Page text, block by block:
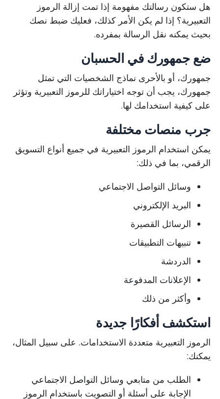
هل ستكون رسالتك مفهومة إذا تمت إزالة الرموز
التعبيرية؟ إذا لم يكن الأمر كذلك، فعليك ضبط نصك
بحيث يمكنه نقل الرسالة بمفرده.
ضع جمهورك في الحسبان
جمهورك، أو بالأحرى نماذج الشخصيات التي تمثل
جمهورك، يجب أن توجه اختياراتك للرموز التعبيرية وتؤثر
على كيفية استخدامك لها.
جرب منصات مختلفة
يمكن استخدام الرموز التعبيرية في جميع أنواع التسويق
الرقمي، بما في ذلك:
وسائل التواصل الاجتماعي
البريد الإلكتروني
الرسائل القصيرة
تنبيهات التطبيقات
الدردشة
الإعلانات المدفوعة
وأكثر من ذلك
استكشف أفكارًا جديدة
الرموز التعبيرية متعددة الاستخدامات. على سبيل المثال،
يمكنك:
الطلب من متابعي وسائل التواصل الاجتماعي
الإجابة على أسئلة أو التصويت باستخدام الرموز